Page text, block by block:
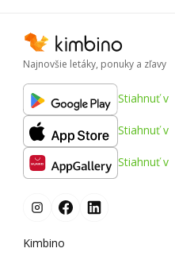
Najnovšie letáky, ponuky a zľavy
Stiahnuť v
Stiahnuť v
Stiahnuť v
Kimbino